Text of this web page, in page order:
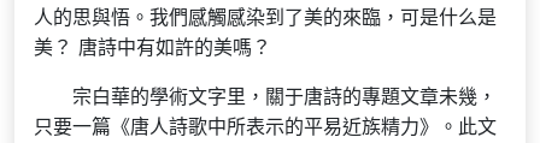
人的思與悟。我們感觸感染到了美的來臨，可是什么是
美？ 唐詩中有如許的美嗎？
宗白華的學術文字里，關于唐詩的專題文章未幾，
只要一篇《唐人詩歌中所表示的平易近族精力》。此文